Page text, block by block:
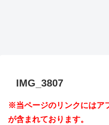
IMG_3807
※当ページのリンクにはア
が含まれております。